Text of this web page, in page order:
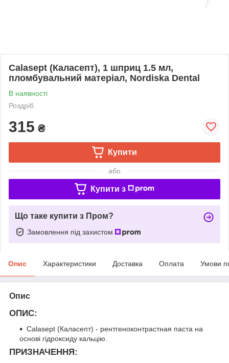
Calasept (Каласепт), 1 шприц 1.5 мл,
пломбувальний матеріал, Nordiska Dental
В наявності
Роздріб
315 ₴
Купити
або
Купити з
Що таке купити з Пром?
Замовлення під захистом
Опис Характеристики Доставка Оплата Умови
Опис
ОПИС:
Calasept (Каласепт) - рентгеноконтрастная паста на
основі гідроксиду кальцію.
ПРИЗНАЧЕННЯ: